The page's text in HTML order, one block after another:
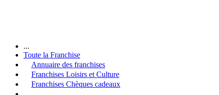
...
Toute la Franchise
Annuaire des franchises
Franchises Loisirs et Culture
Franchises Chèques cadeaux